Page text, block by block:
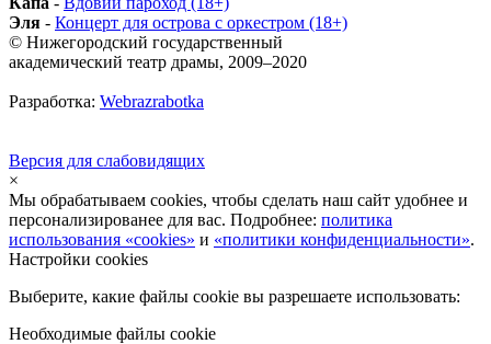
Эля - Концерт для острова с оркестром (18+)
© Нижегородский государственный
академический театр драмы, 2009–2020
Разработка: Webrazrabotka
Версия для слабовидящих
×
Мы обрабатываем cookies, чтобы сделать наш сайт удобнее и
персонализированее для вас. Подробнее: политика
использования «cookies» и «политики конфиденциальности».
Настройки cookies
Выберите, какие файлы cookie вы разрешаете использовать:
Необходимые файлы cookie